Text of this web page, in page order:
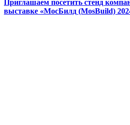
Приглашаем посетить стенд
выставке «МосБилд (MosBuild)